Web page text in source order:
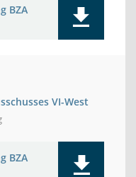
BZA
VI-West
BZA